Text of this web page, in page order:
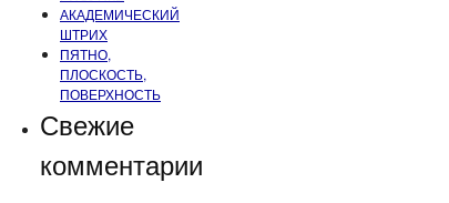
АКАДЕМИЧЕСКИЙ
ШТРИХ
ПЯТНО,
ПЛОСКОСТЬ,
ПОВЕРХНОСТЬ
Свежие
комментарии